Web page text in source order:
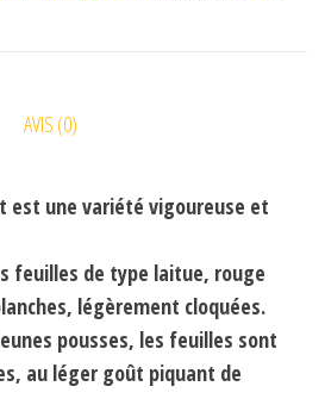
AVIS (0)
est une variété vigoureuse et
feuilles de type laitue, rouge
légèrement cloquées.
pousses, les feuilles sont
au léger goût piquant de